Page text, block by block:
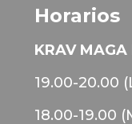
Horarios
KRAV
19.00-20.00
18.00-19.00